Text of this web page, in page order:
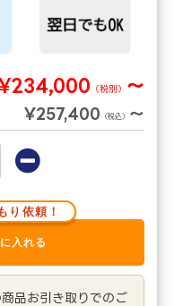
（税別） ～
¥257,400 （税込） ～
り依頼！
品お引き取りでのご